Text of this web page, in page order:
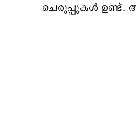
ചെരുപ്പുകൾ ഉണ്ട്.